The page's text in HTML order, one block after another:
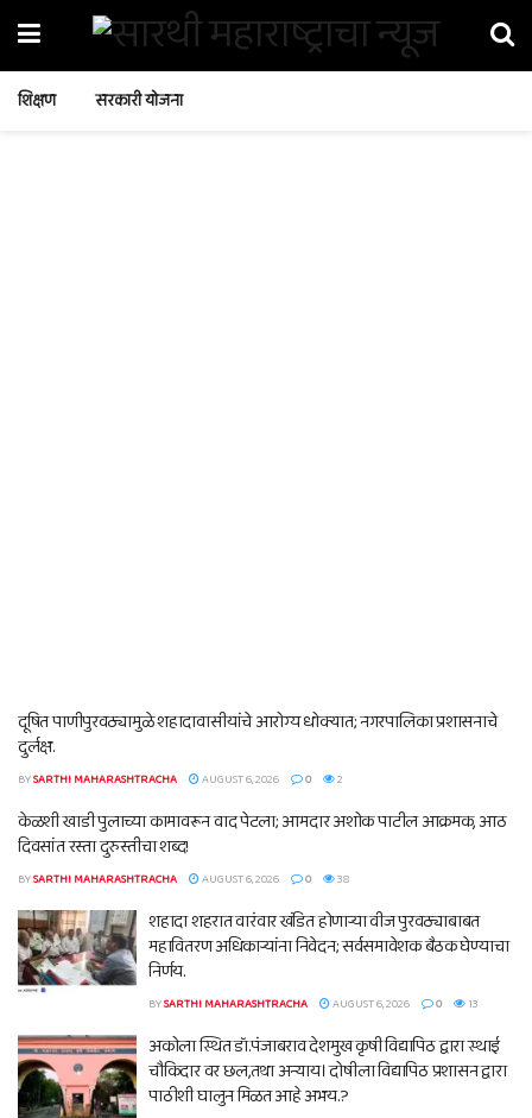
शिक्षण सरकारी योजना
दूषित पाणीपुरवठ्यामुळे शहादावासीयांचे आरोग्य धोक्यात; नगरपालिका प्रशासनाचे
दुर्लक्ष.
BYSARTHI MAHARASHTRACHA AUGUST 6, 2026 0 2
केळशी खाडी पुलाच्या कामावरून वाद पेटला; आमदार अशोक पाटील आक्रमक, आठ
दिवसांत रस्ता दुरुस्तीचा शब्द!
BYSARTHI MAHARASHTRACHA AUGUST 6, 2026 0 38
शहादा शहरात वारंवार खंडित होणाऱ्या वीज पुरवठ्याबाबत
महावितरण अधिकाऱ्यांना निवेदन; सर्वसमावेशक बैठक घेण्याचा
निर्णय.
BYSARTHI MAHARASHTRACHA AUGUST 6, 2026 0 13
अकोला स्थित डॉ.पंजाबराव देशमुख कृषी विद्यापिठ द्वारा स्थाई
चौकिदार वर छल,तथा अन्याय। दोषीला विद्यापिठ प्रशासन द्वारा
पाठीशी घालुन मिळत आहे अभय.?